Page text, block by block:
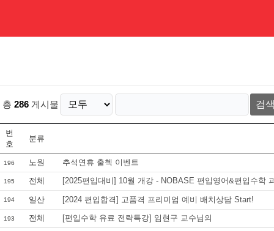
총 286 게시물 검
번
호
분류
196 노원 추석연휴 출첵 이벤트
195 전체 [2025편입대비] 10월 개강 - NOBASE 편입영어&편입수학
194 일산 [2024 편입합격] 고품격 프리미엄 예비 배치상담 Start!
193 전체 [편입수학 유료 전략특강] 임현구 교수님의